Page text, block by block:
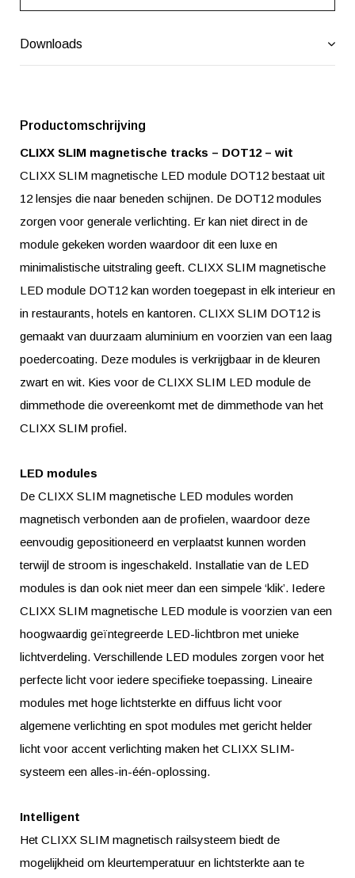
Downloads
Productomschrijving
CLIXX SLIM magnetische tracks – DOT12 – wit
CLIXX SLIM magnetische LED module DOT12 bestaat uit
12 lensjes die naar beneden schijnen. De DOT12 modules
zorgen voor generale verlichting. Er kan niet direct in de
module gekeken worden waardoor dit een luxe en
minimalistische uitstraling geeft. CLIXX SLIM magnetische
LED module DOT12 kan worden toegepast in elk interieur en
in restaurants, hotels en kantoren. CLIXX SLIM DOT12 is
gemaakt van duurzaam aluminium en voorzien van een laag
poedercoating. Deze modules is verkrijgbaar in de kleuren
zwart en wit. Kies voor de CLIXX SLIM LED module de
dimmethode die overeenkomt met de dimmethode van het
CLIXX SLIM profiel.
LED modules
De CLIXX SLIM magnetische LED modules worden
magnetisch verbonden aan de profielen, waardoor deze
eenvoudig gepositioneerd en verplaatst kunnen worden
terwijl de stroom is ingeschakeld. Installatie van de LED
modules is dan ook niet meer dan een simpele ‘klik’. Iedere
CLIXX SLIM magnetische LED module is voorzien van een
hoogwaardig geïntegreerde LED-lichtbron met unieke
lichtverdeling. Verschillende LED modules zorgen voor het
perfecte licht voor iedere specifieke toepassing. Lineaire
modules met hoge lichtsterkte en diffuus licht voor
algemene verlichting en spot modules met gericht helder
licht voor accent verlichting maken het CLIXX SLIM-
systeem een alles-in-één-oplossing.
Intelligent
Het CLIXX SLIM magnetisch railsysteem biedt de
mogelijkheid om kleurtemperatuur en lichtsterkte aan te